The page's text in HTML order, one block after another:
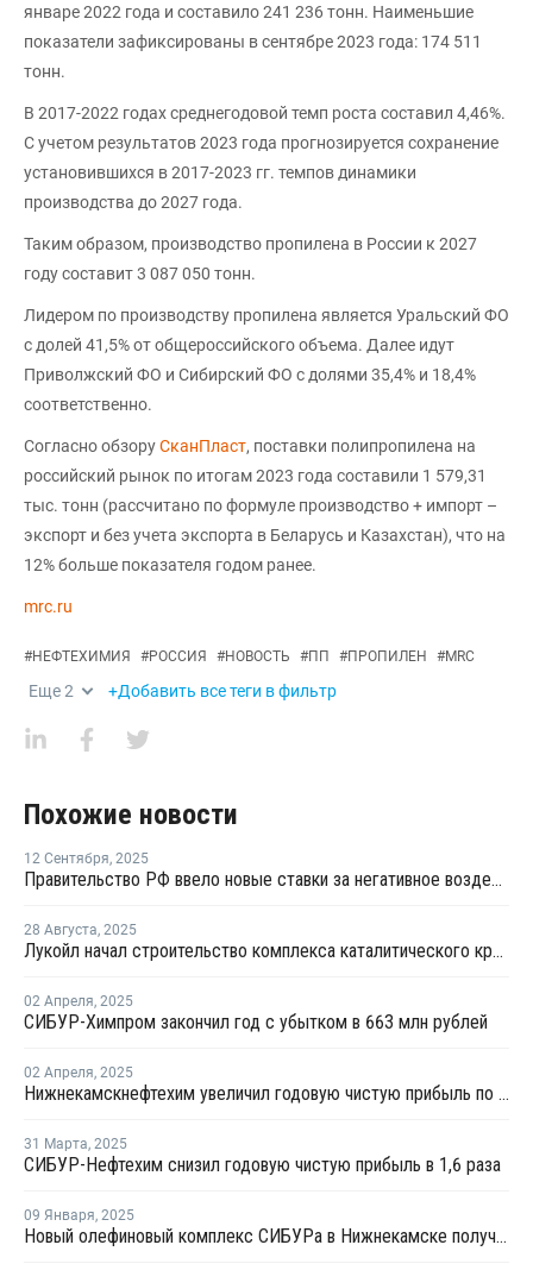
январе 2022 года и составило 241 236 тонн. Наименьшие
показатели зафиксированы в сентябре 2023 года: 174 511
тонн.
В 2017-2022 годах среднегодовой темп роста составил 4,46%.
С учетом результатов 2023 года прогнозируется сохранение
установившихся в 2017-2023 гг. темпов динамики
производства до 2027 года.
Таким образом, производство пропилена в России к 2027
году составит 3 087 050 тонн.
Лидером по производству пропилена является Уральский ФО
с долей 41,5% от общероссийского объема. Далее идут
Приволжский ФО и Сибирский ФО с долями 35,4% и 18,4%
соответственно.
Согласно обзоруСканПласт, поставки полипропилена на
российский рынок по итогам 2023 года составили 1 579,31
тыс. тонн (рассчитано по формуле производство + импорт –
экспорт и без учета экспорта в Беларусь и Казахстан), что на
12% больше показателя годом ранее.
mrc.ru
#НЕФТЕХИМИЯ #РОССИЯ #НОВОСТЬ #ПП #ПРОПИЛЕН #MRC
Еще2 +Добавить все теги в фильтр
Похожие новости
12 Сентября, 2025
Правительство РФ ввело новые ставки за негативное воздействие химвеществ на окружающую среду
28 Августа, 2025
Лукойл начал строительство комплекса каталитического крекинга на Пермском НПЗ
02 Апреля, 2025
СИБУР-Химпром закончил год с убытком в 663 млн рублей
02 Апреля, 2025
Нижнекамскнефтехим увеличил годовую чистую прибыль по МСФО в 1,8 раза
31 Марта, 2025
СИБУР-Нефтехим снизил годовую чистую прибыль в 1,6 раза
09 Января, 2025
Новый олефиновый комплекс СИБУРа в Нижнекамске получил первые тонны пропилена